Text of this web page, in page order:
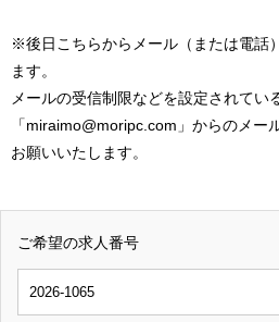
※後日こちらからメール（または電話
ます。
メールの受信制限などを設定されてい
「miraimo@moripc.com」からのメー
お願いいたします。
ご希望の求人番号